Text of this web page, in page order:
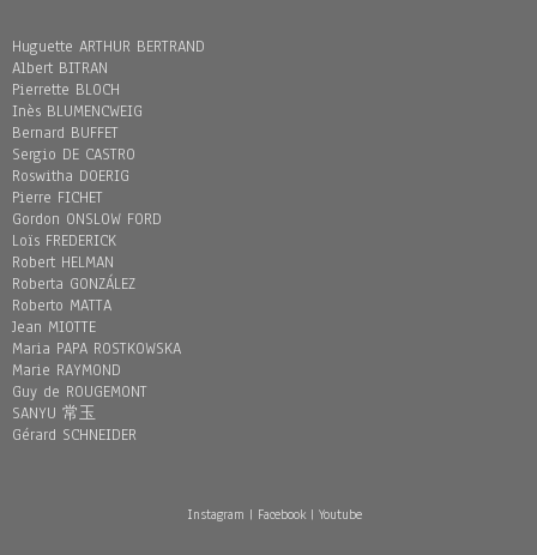
Huguette ARTHUR BERTRAND
Albert BITRAN
Pierrette BLOCH
Inès BLUMENCWEIG
Bernard BUFFET
Sergio DE CASTRO
Roswitha DOERIG
Pierre FICHET
Gordon ONSLOW FORD
Loïs FREDERICK
Robert HELMAN
Roberta GONZÁLEZ
Roberto MATTA
Jean MIOTTE
Maria PAPA ROSTKOWSKA
Marie RAYMOND
Guy de ROUGEMONT
SANYU 常玉
Gérard SCHNEIDER
Instagram | Facebook| Youtube